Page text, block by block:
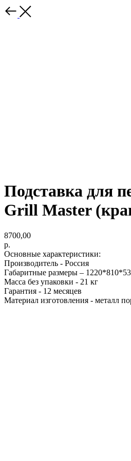
Подставка для
Grill Master
8700,00
р.
Основные характеристики:
Производитель - Россия
Габаритные размеры –
Масса без упаковки - 21 кг
Гарантия - 12 месяцев
Материал изготовления - металл